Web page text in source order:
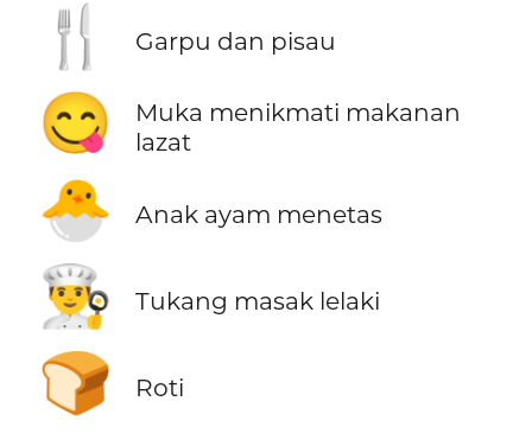
🍴 Garpu dan pisau
😋
Muka menikmati makanan
lazat
🐣 Anak ayam menetas
👨‍🍳 Tukang masak lelaki
🍞 Roti